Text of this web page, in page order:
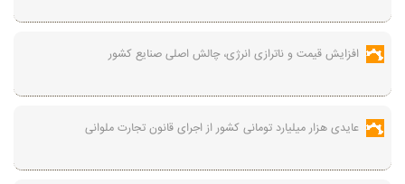
افزایش قیمت و ناترازی انرژی، چالش اصلی صنایع کشور
عایدی هزار میلیارد تومانی کشور از اجرای قانون تجارت ملوانی